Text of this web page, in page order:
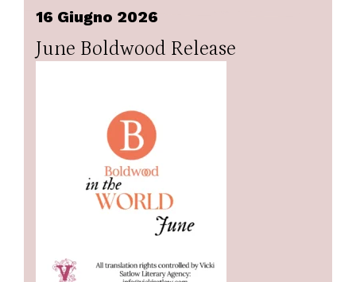
16 Giugno 2026
June Boldwood Release